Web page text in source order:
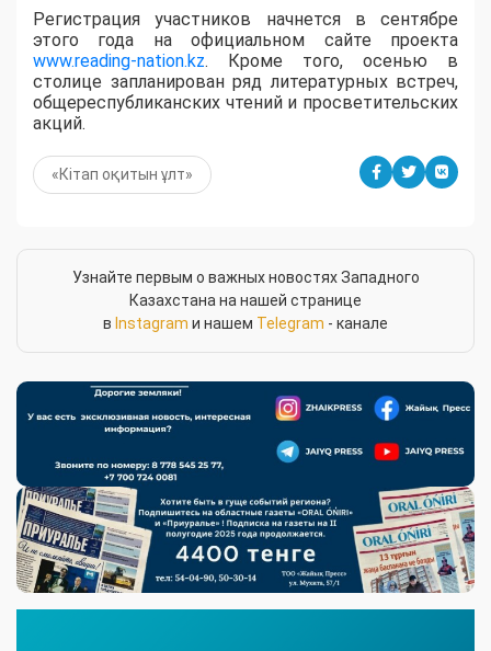
Регистрация участников начнется в сентябре
этого года на официальном сайте проекта
www.reading-nation.kz. Кроме того, осенью в
столице запланирован ряд литературных встреч,
общереспубликанских чтений и просветительских
акций.
«Кітап оқитын ұлт»
Узнайте первым о важных новостях Западного
Казахстана на нашей странице
в Instagram и нашем Telegram - канале